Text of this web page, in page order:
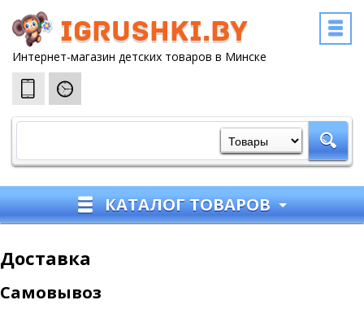
igrushki.by
Интернет-магазин детских товаров в Минске
КАТАЛОГ ТОВАРОВ
Доставка
Самовывоз